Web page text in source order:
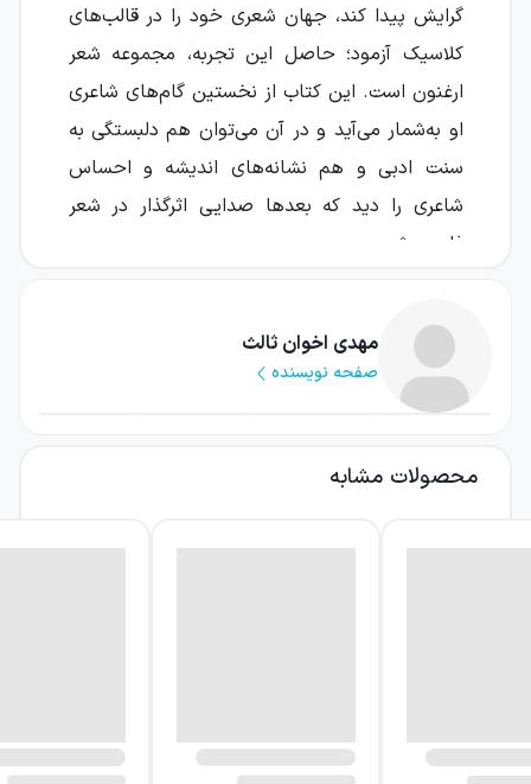
گرایش پیدا کند، جهان شعری خود را در قالب‌های
کلاسیک آزمود؛ حاصل این تجربه، مجموعه شعر
ارغنون است. این کتاب از نخستین گام‌های شاعری
او به‌شمار می‌آید و در آن می‌توان هم دلبستگی به
سنت ادبی و هم نشانه‌های اندیشه و احساس
شاعری را دید که بعدها صدایی اثرگذار در شعر
فارسی شد.
قطعه، مثنوی، ترکیب‌بند و اخوانیات است. بخش
بزرگی از کتاب را غزل‌ها تشکیل می‌دهند، اما
قصیده‌ها نیز جایگاهی برجسته دارند و توانایی
نشان می‌دهند. این تنوع قالبی، کتاب را به
قالب‌هایی بهره می‌گیرد که ریشه‌ای دیرینه در
مهدی اخوان ثالث
صفحه نویسنده
محصولات مشابه